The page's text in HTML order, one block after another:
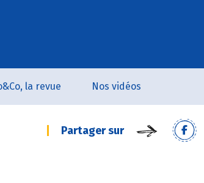
la revue Nos vidéos
Partager sur